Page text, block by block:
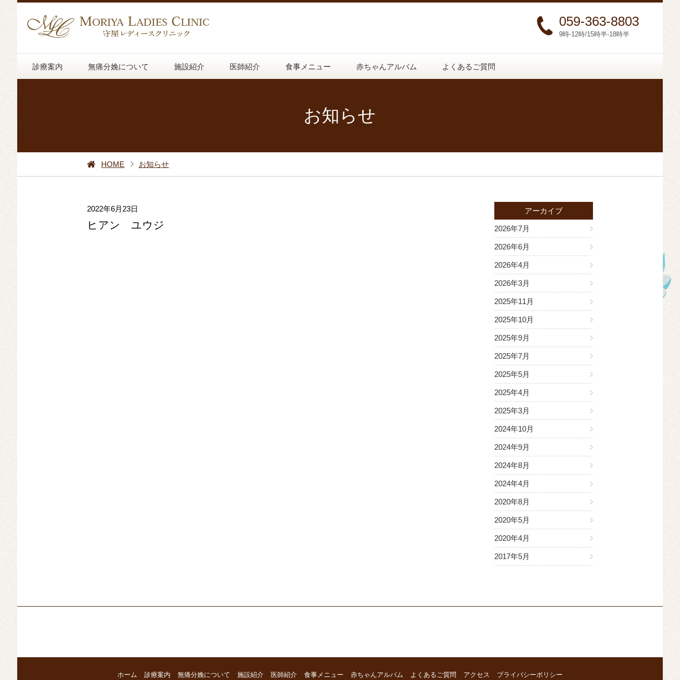
059-363-8803
9時-12時/15時半-18時半
診療案内 無痛分娩について 施設紹介 医師紹介 食事メニュー 赤ちゃんアルバム よくあるご質問
お知らせ
HOME お知らせ
2022年6月23日
ヒアン ユウジ
アーカイブ
2026年7月
2026年6月
2026年4月
2026年3月
2025年11月
2025年10月
2025年9月
2025年7月
2025年5月
2025年4月
2025年3月
2024年10月
2024年9月
2024年8月
2024年4月
2020年8月
2020年5月
2020年4月
2017年5月
ホーム 診療案内 無痛分娩について 施設紹介 医師紹介 食事メニュー 赤ちゃんアルバム よくあるご質問 アクセス プライバシーポリシー